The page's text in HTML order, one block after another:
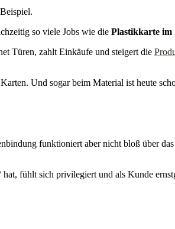
so viele Jobs wie die Plastikkarte im
Türen, zahlt Einkäufe und steigert die
Und sogar beim Material ist heute
funktioniert aber nicht bloß über das
fühlt sich privilegiert und als Kunde